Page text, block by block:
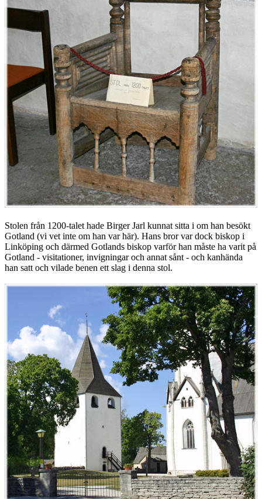
Stolen från 1200-talet hade Birger Jarl kunnat sitta i om han besökt
Gotland (vi vet inte om han var här). Hans bror var dock biskop i
Linköping och därmed Gotlands biskop varför han måste ha varit på
Gotland - visitationer, invigningar och annat sånt - och kanhända
han satt och vilade benen ett slag i denna stol.